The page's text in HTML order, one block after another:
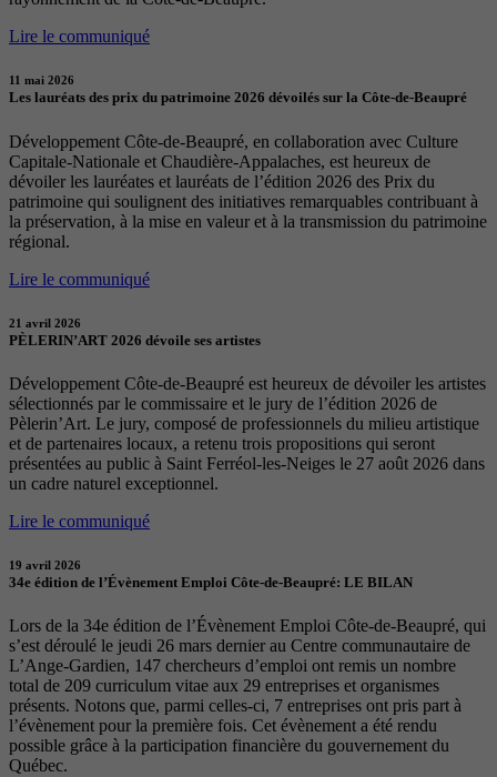
Lire le communiqué
11 mai 2026
Les lauréats des prix du patrimoine 2026 dévoilés sur la Côte-de-Beaupré
Développement Côte-de-Beaupré, en collaboration avec Culture
Capitale-Nationale et Chaudière-Appalaches, est heureux de
dévoiler les lauréates et lauréats de l’édition 2026 des Prix du
patrimoine qui soulignent des initiatives remarquables contribuant à
la préservation, à la mise en valeur et à la transmission du patrimoine
régional.
Lire le communiqué
21 avril 2026
PÈLERIN’ART 2026 dévoile ses artistes
Développement Côte-de-Beaupré est heureux de dévoiler les artistes
sélectionnés par le commissaire et le jury de l’édition 2026 de
Pèlerin’Art. Le jury, composé de professionnels du milieu artistique
et de partenaires locaux, a retenu trois propositions qui seront
présentées au public à Saint Ferréol-les-Neiges le 27 août 2026 dans
un cadre naturel exceptionnel.
Lire le communiqué
19 avril 2026
34e édition de l’Évènement Emploi Côte-de-Beaupré: LE BILAN
Lors de la 34e édition de l’Évènement Emploi Côte-de-Beaupré, qui
s’est déroulé le jeudi 26 mars dernier au Centre communautaire de
L’Ange-Gardien, 147 chercheurs d’emploi ont remis un nombre
total de 209 curriculum vitae aux 29 entreprises et organismes
présents. Notons que, parmi celles-ci, 7 entreprises ont pris part à
l’évènement pour la première fois. Cet évènement a été rendu
possible grâce à la participation financière du gouvernement du
Québec.